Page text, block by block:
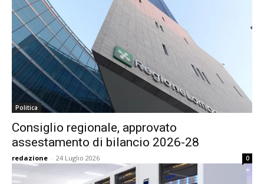
Politica
Consiglio regionale, approvato
assestamento di bilancio 2026-28
redazione - 24 Luglio 2026 0